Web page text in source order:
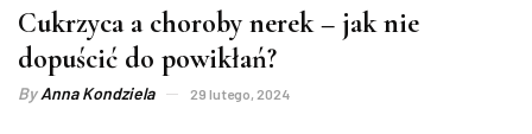
Cukrzyca a choroby nerek – jak nie
dopuścić do powikłań?
ByAnna Kondziela 29 lutego, 2024